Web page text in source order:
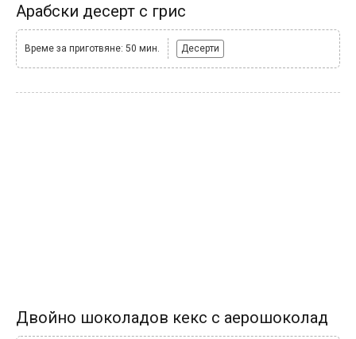
Арабски десерт с грис
Време за приготвяне: 50 мин. Десерти
Двойно шоколадов кекс с аерошоколад